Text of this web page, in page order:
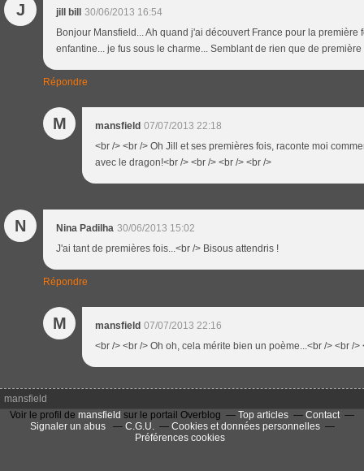
J jill bill
30/06/2013 16:54
Bonjour Mansfield... Ah quand j'ai découvert France pour la première
enfantine... je fus sous le charme... Semblant de rien que de première
Répondre
M mansfield 07/07/2013 22:18
<br /> <br /> Oh Jill et ses premières fois, raconte moi
avec le dragon!<br /> <br /> <br /> <br />
N Nina Padilha 30/06/2013 15:02
J'ai tant de premières fois...<br /> Bisous attendris !
Répondre
M mansfield 07/07/2013 22:16
<br /> <br /> Oh oh, cela mérite bien un poème...<br /> <br />
mansfield
Voir le profil de mansfield sur le portail Overblog Top articles
Contact
Signaler un abus
C.G.U.
Cookies et données personnelles
Préférences cookies